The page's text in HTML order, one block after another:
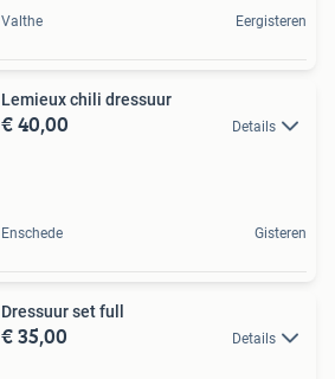
Valthe Eergisteren
Lemieux chili dressuur
€ 40,00 Details
Enschede Gisteren
Dressuur set full
€ 35,00 Details